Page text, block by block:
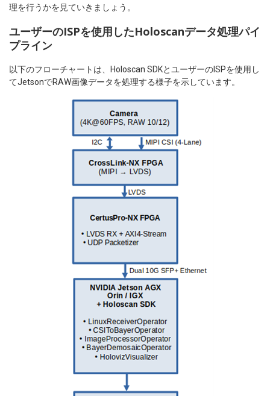
理を行うかを見ていきましょう。
ユーザーのISPを使用したHoloscanデータ処理パイ
プライン
以下のフローチャートは、Holoscan SDKとユーザーのISPを使用し
てJetsonでRAW画像データを処理する様子を示しています。